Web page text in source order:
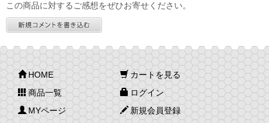
この商品に対するご感想をぜひお寄せください。
HOME
商品一覧
MYページ
カートを見る
ログイン
新規会員登録